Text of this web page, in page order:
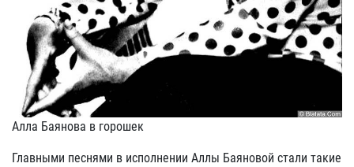
Алла Баянова в горошек
Главными песнями в исполнении Аллы Баяновой стали такие